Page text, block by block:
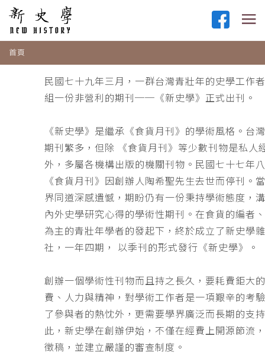
首頁
民國七十九年三月，一群台灣青壯年的史學工作
組一份非營利的期刊──《新史學》正式出刊。
《新史學》是繼承《食貨月刊》的學術風格。台
期刊繁多，但除 《食貨月刊》等少數刊物是私人
外，多屬各機構出版的機關刊物。民國七十七年
《食貨月刊》因創辦人陶希聖先生去世而停刊。
界同道深感遺憾，期盼仍有一份秉持學術態度，
內外史學研究心得的學術性期刊。在食貨的編者
為主的青壯年學者的發起下，終於成立了新史學
社，一年四期， 以季刊的形式發行《新史學》。
創辦一個學術性刊物而且持之長久，要耗費鉅大
費、人力與精神，對學術工作者是一項艱辛的考
了參與者的熱忱外，更需要學界廣泛而長期的支
此，新史學在創辦伊始，不僅在經費上開源節流
徵稿，並建立嚴謹的審查制度。